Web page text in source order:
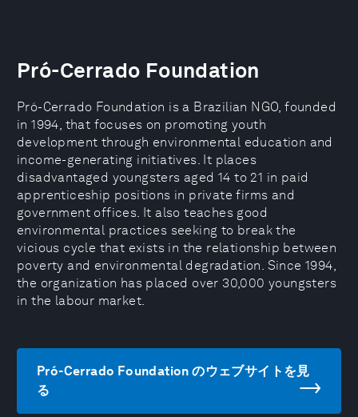
Pró-Cerrado Foundation
Pró-Cerrado Foundation is a Brazilian NGO, founded
in 1994, that focuses on promoting youth
development through environmental education and
income-generating initiatives. It places
disadvantaged youngsters aged 14 to 21 in paid
apprenticeship positions in private firms and
government offices. It also teaches good
environmental practices seeking to break the
vicious cycle that exists in the relationship between
poverty and environmental degradation. Since 1994,
the organization has placed over 30,000 youngsters
in the labour market.
Pró-Cerrado Foundation のウェブサイトを見
る